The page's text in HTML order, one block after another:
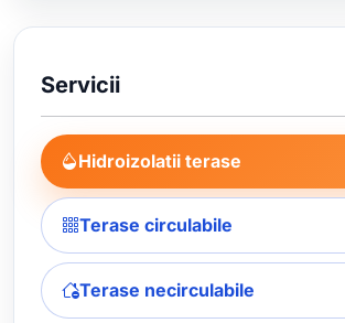
Servicii
Hidroizolatii terase
Terase circulabile
Terase necirculabile